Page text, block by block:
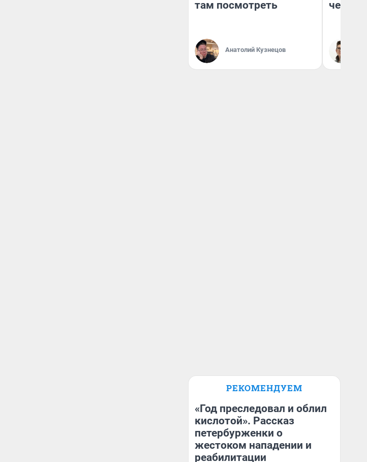
там посмотреть
Анатолий Кузнецов
РЕКОМЕНДУЕМ
«Год преследовал и облил
кислотой». Рассказ
петербурженки о
жестоком нападении и
реабилитации